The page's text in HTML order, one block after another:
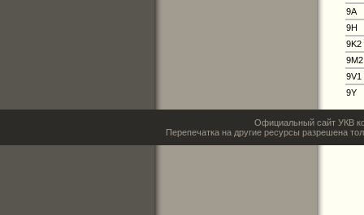
9A
9H
9K2
9M2
9V1
9Y
Официальный сайт УКВ
Перепечатка на другие ресурсы разрешена